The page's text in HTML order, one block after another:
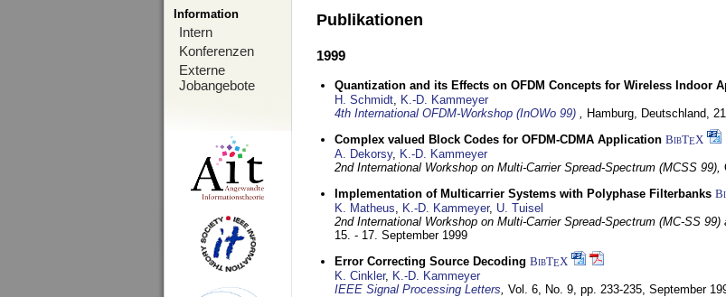
Information
Intern
Konferenzen
Externe
Jobangebote
Publikationen
1999
Quantization and its Effects on OFDM Concepts for Wireless Indoor
H. Schmidt, K.-D. Kammeyer
4th International OFDM-Workshop (InOWo 99) , Hamburg, Deutschland,
Complex valued Block Codes for OFDM-CDMA Application BibTEX
A. Dekorsy, K.-D. Kammeyer
2nd International Workshop on Multi-Carrier Spread-Spectrum (MCSS 99),
Implementation of Multicarrier Systems with Polyphase Filterbanks
K. Matheus, K.-D. Kammeyer, U. Tuisel
2nd International Workshop on Multi-Carrier Spread-Spectrum (MC-SS 99)
15. - 17. September 1999
Error Correcting Source Decoding BibTEX
K. Cinkler, K.-D. Kammeyer
IEEE Signal Processing Letters, Vol. 6, No. 9, pp. 233-235, September